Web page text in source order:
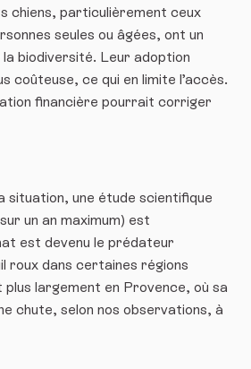
chiens, particulièrement ceux
seules ou âgées, ont un
biodiversité. Leur adoption
coûteuse, ce qui en limite l’accès.
financière pourrait corriger
situation, une étude scientifique
un an maximum) est
est devenu le prédateur
roux dans certaines régions
largement en Provence, où sa
chute, selon nos observations, à